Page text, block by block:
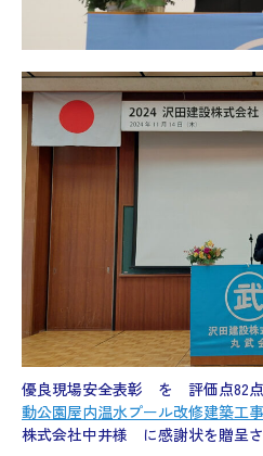
優良現場安全表彰 を 評価点82
動公園屋内温水プール改修建築工事
株式会社中井様 に感謝状を贈呈